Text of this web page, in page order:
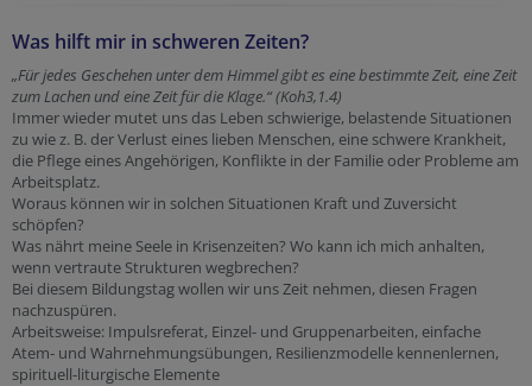
Was hilft mir in schweren Zeiten?
„Für jedes Geschehen unter dem Himmel gibt es eine bestimmte Zeit, eine Zeit
zum Lachen und eine Zeit für die Klage.“ (Koh3,1.4)
Immer wieder mutet uns das Leben schwierige, belastende Situationen
zu wie z. B. der Verlust eines lieben Menschen, eine schwere Krankheit,
die Pflege eines Angehörigen, Konflikte in der Familie oder Probleme am
Arbeitsplatz.
Woraus können wir in solchen Situationen Kraft und Zuversicht
schöpfen?
Was nährt meine Seele in Krisenzeiten? Wo kann ich mich anhalten,
wenn vertraute Strukturen wegbrechen?
Bei diesem Bildungstag wollen wir uns Zeit nehmen, diesen Fragen
nachzuspüren.
Arbeitsweise: Impulsreferat, Einzel- und Gruppenarbeiten, einfache
Atem- und Wahrnehmungsübungen, Resilienzmodelle kennenlernen,
spirituell-liturgische Elemente